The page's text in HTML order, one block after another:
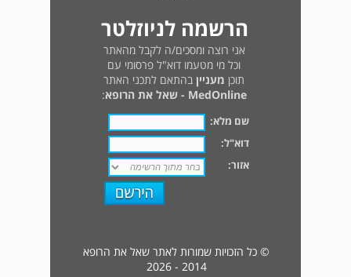
הרשמה לניוזלטר
אני רוצה ומסכים/ה לקבל מהאתר
וכל מי מטעמו דוא"ל פרסומי עם
תוכן מעניין בהתאם לתכני האתר
MedOnline - שאל את הרופא
:
שם מלא:
דוא"ל:
אזור:
© כל הזכויות שמורות לאתר שאל את הרופא
2014 - 2026